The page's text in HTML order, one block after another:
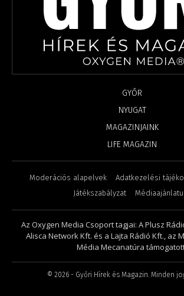
GYŐR
NYUGAT
MAGAZINJAINK
LIFE MAGAZIN
Moderációs alapelvek Adatkezelési
Játékszabályzat
Az Oxygen Media Csoport tagjai: A Plusz
Alisca Network Kft. és a Lajta Rádió Kft., az
Média Mecanatúra
© 2026 - Győri Hírek és Magazin. Minden